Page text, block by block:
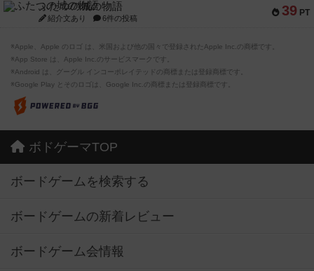
39 PT
ふたつの城の物語
紹介文あり 6件の投稿
※Apple、Apple のロゴ は、米国および他の国々で登録されたApple Inc.の商標です。
※App Store は、Apple Inc.のサービスマークです。
※Android は、グーグル インコーポレイテッドの商標または登録商標です。
※Google Play とそのロゴは、Google Inc.の商標または登録商標です。
ボドゲーマTOP
ボードゲームを検索する
ボードゲームの新着レビュー
ボードゲーム会情報